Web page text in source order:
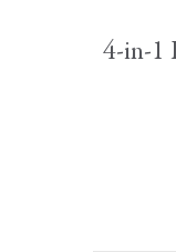
4-in-1